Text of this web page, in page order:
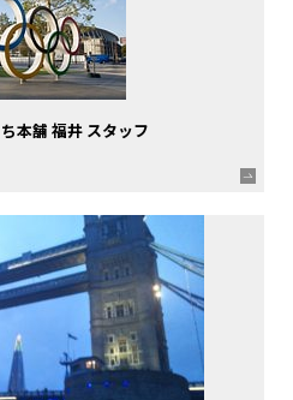
本舗 福井 スタッフ